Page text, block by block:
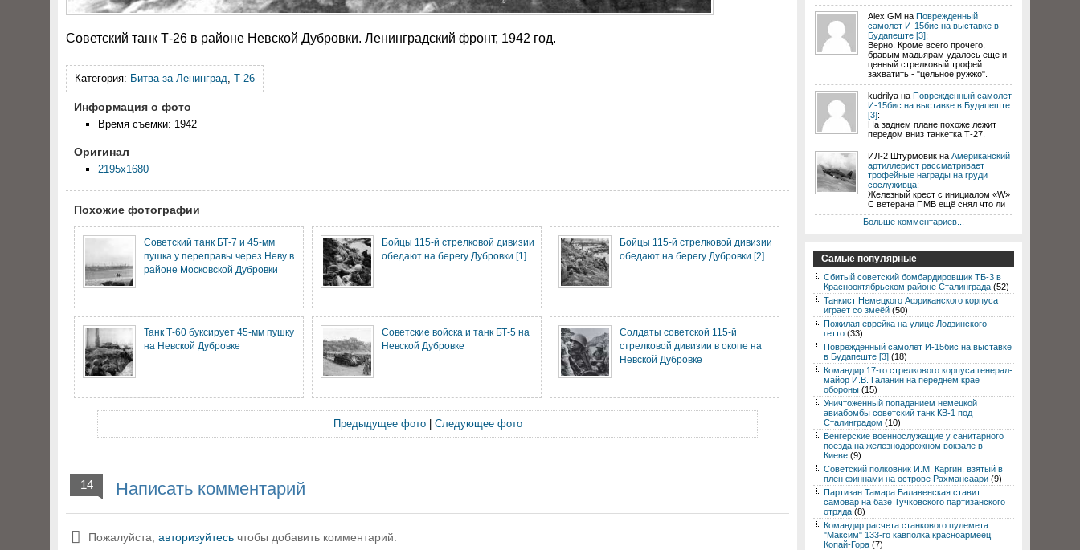
Советский танк Т-26 в районе Невской Дубровки. Ленинградский фронт, 1942 год.
Категория: Битва за Ленинград, Т-26
Информация о фото
Время съемки: 1942
Оригинал
2195x1680
Похожие фотографии
Советский танк БТ-7 и 45-мм
пушка у переправы через Неву в
районе Московской Дубровки
Бойцы 115-й стрелковой дивизии
обедают на берегу Дубровки [1]
Бойцы 115-й стрелковой дивизии
обедают на берегу Дубровки [2]
Танк Т-60 буксирует 45-мм пушку
на Невской Дубровке
Советские войска и танк БТ-5 на
Невской Дубровке
Солдаты советской 115-й
стрелковой дивизии в окопе на
Невской Дубровке
Предыдущее фото| Следующее фото
14 Написать комментарий
Пожалуйста, авторизуйтесь чтобы добавить комментарий.
Alex GM на Поврежденный
самолет И-15бис на выставке в
Будапеште [3]:
Верно. Кроме всего прочего,
бравым мадьярам удалось еще и
ценный стрелковый трофей
захватить - "цельное ружжо".
kudrilya на Поврежденный самолет
И-15бис на выставке в Будапеште
[3]:
На заднем плане похоже лежит
передом вниз танкетка Т-27.
ИЛ-2 Штурмовик на Американский
артиллерист рассматривает
трофейные награды на груди
сослуживца:
Железный крест с инициалом «W»
С ветерана ПМВ ещё снял что ли
Больше комментариев...
Самые популярные
Сбитый советский бомбардировщик ТБ-3 в
Краснооктябрьском районе Сталинграда (52)
Танкист Немецкого Африканского корпуса
играет со змеёй (50)
Пожилая еврейка на улице Лодзинского
гетто (33)
Поврежденный самолет И-15бис на выставке
в Будапеште [3] (18)
Командир 17-го стрелкового корпуса генерал-
майор И.В. Галанин на переднем крае
обороны (15)
Уничтоженный попаданием немецкой
авиабомбы советский танк КВ-1 под
Сталинградом (10)
Венгерские военнослужащие у санитарного
поезда на железнодорожном вокзале в
Киеве (9)
Советский полковник И.М. Каргин, взятый в
плен финнами на острове Рахмансаари (9)
Партизан Тамара Балавенская ставит
самовар на базе Тучковского партизанского
отряда (8)
Командир расчета станкового пулемета
"Максим" 133-го кавполка красноармеец
Копай-Гора (7)